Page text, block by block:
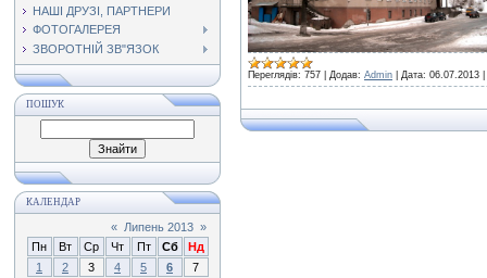
НАШІ ДРУЗІ, ПАРТНЕРИ
ФОТОГАЛЕРЕЯ
ЗВОРОТНІЙ ЗВ"ЯЗОК
ПОШУК
КАЛЕНДАР
« Липень 2013 »
Пн
Вт Ср Чт Пт Сб
Нд
1
2 3 4 5 6
7
Переглядів: 757 Додав: Admin Дата: 06.07.2013